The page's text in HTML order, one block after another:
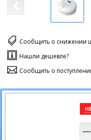
Сообщить о снижении
Нашли дешевле?
Сообщить о